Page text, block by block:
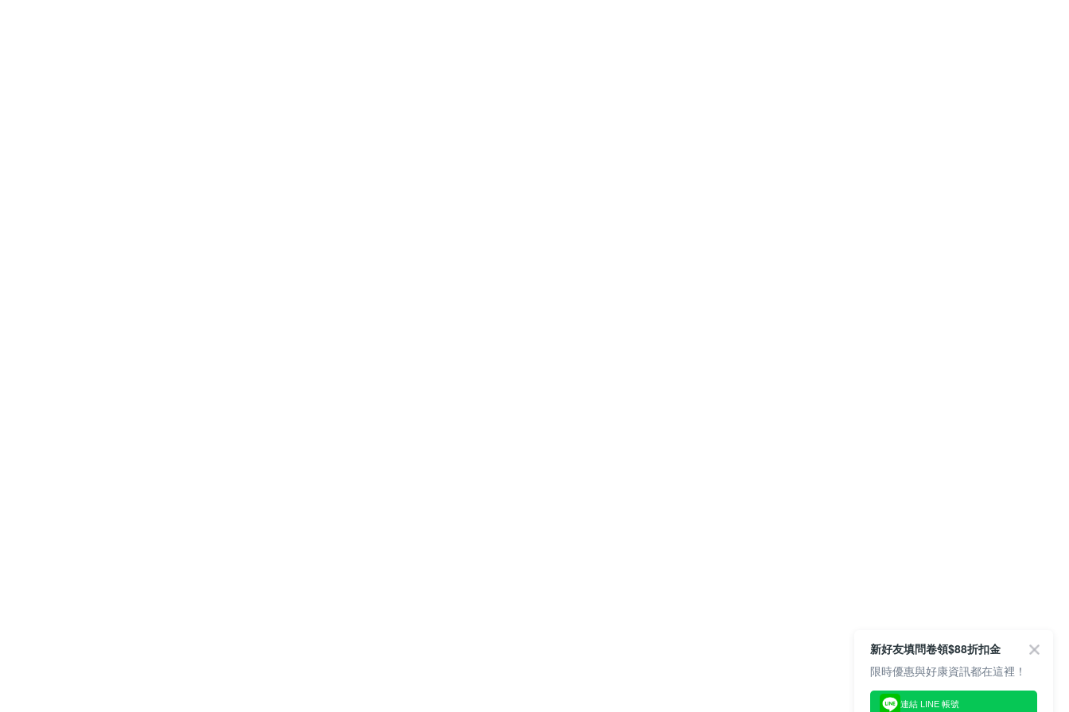
新好友填問卷領$88折扣金
限時優惠與好康資訊都在這裡！
連結 LINE 帳號